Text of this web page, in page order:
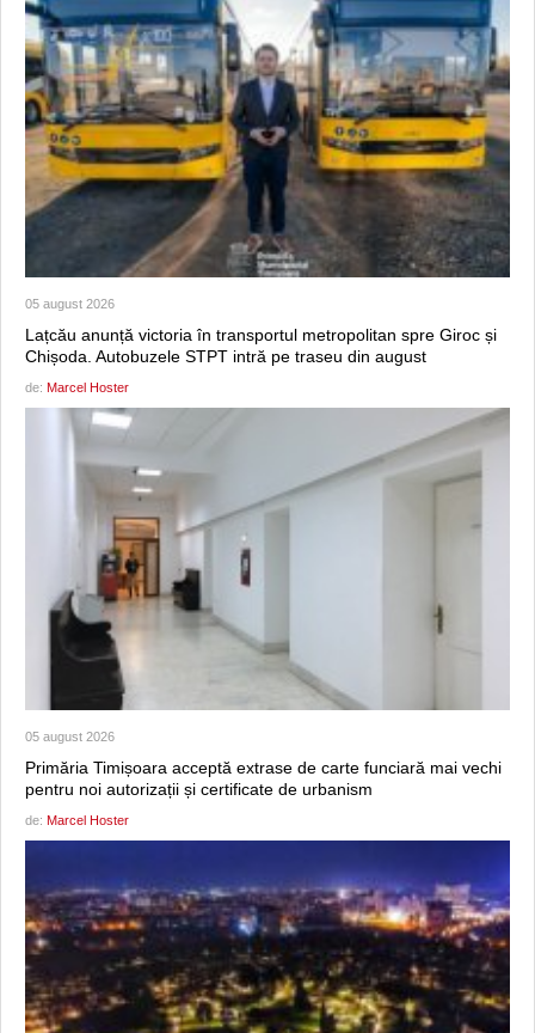
05 august 2026
Lațcău anunță victoria în transportul metropolitan spre Giroc și
Chișoda. Autobuzele STPT intră pe traseu din august
de: Marcel Hoster
05 august 2026
Primăria Timișoara acceptă extrase de carte funciară mai vechi
pentru noi autorizații și certificate de urbanism
de: Marcel Hoster